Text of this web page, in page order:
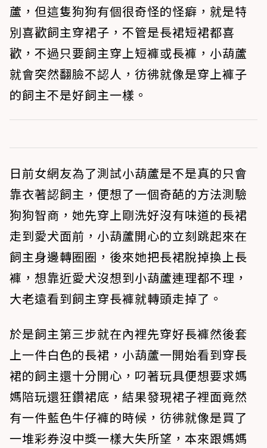
蘆，但這隻狗狗有個很奇怪的怪癖，就是特
別喜歡飼主穿裙子，不管是長裙短裙都喜
歡，不過只要飼主穿上短褲或長褲，小葫蘆
就會突然翻臉不認人，彷彿就像是穿上褲子
的飼主不是好飼主一樣。
日前女網友為了測試小葫蘆是不是真的只會
靠衣著認飼主，便想了一個奇葩的方法測驗
狗狗智商，她先穿上剛洗好沒有味道的長裙
走到愛犬面前，小葫蘆開心的立刻跳起來在
飼主身邊轉圈圈，後來她把長裙脫掉換上長
褲，想靠近愛犬沒想到小葫蘆連理都不理，
大老遠看到飼主穿長褲就轉頭走掉了。
於是飼主第三步就在內裡先穿好長褲然後套
上一件白色的長裙，小葫蘆一開始看到穿長
裙的飼主還十分開心，叼著玩具便想要求媽
媽陪玩還狂鑽裙底，結果發現裙子裡面竟然
有一件藍色牛仔褲的時候，彷彿就像是買了
一堆彩券沒中獎一樣大失所望，本來跟媽媽